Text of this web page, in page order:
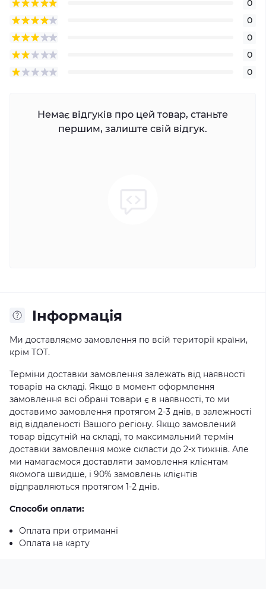
0
0
0
0
0
Немає відгуків про цей товар, станьте
першим, залиште свій відгук.
Iнформація
Ми доставляємо замовлення по всій території країни,
крім ТОТ.
Терміни доставки замовлення залежать від наявності
товарів на складі. Якщо в момент оформлення
замовлення всі обрані товари є в наявності, то ми
доставимо замовлення протягом 2-3 днів, в залежності
від віддаленості Вашого регіону. Якщо замовлений
товар відсутній на складі, то максимальний термін
доставки замовлення може скласти до 2-х тижнів. Але
ми намагаємося доставляти замовлення клієнтам
якомога швидше, і 90% замовлень клієнтів
відправляються протягом 1-2 днів.
Способи оплати:
Оплата при отриманні
Оплата на карту